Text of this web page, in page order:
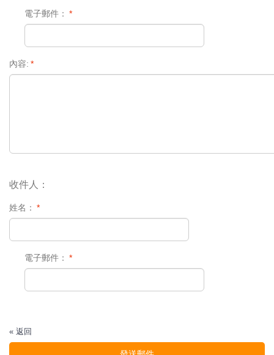
*
電子郵件：
*
內容:
收件人：
*
姓名：
*
電子郵件：
« 返回